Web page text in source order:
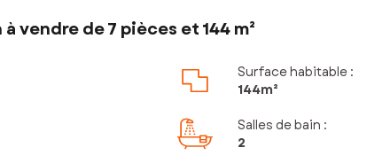
vendre de 7 pièces et 144 m²
Surface habitable :
144m²
Salles de bain :
2